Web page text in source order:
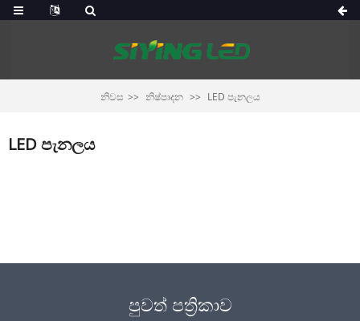
නිවස නිෂ්පාදන LED පැනලය
LED පැනලය
පුවත් පත්‍රිකාව